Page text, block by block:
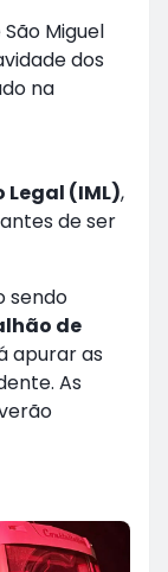
Miguel
dos
na
(IML),
de ser
sendo
de
apurar as
As